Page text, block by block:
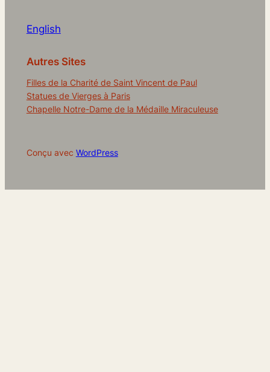
English
Autres Sites
Filles de la Charité de Saint Vincent de Paul
Statues de Vierges à Paris
Chapelle Notre-Dame de la Médaille Miraculeuse
Conçu avec WordPress